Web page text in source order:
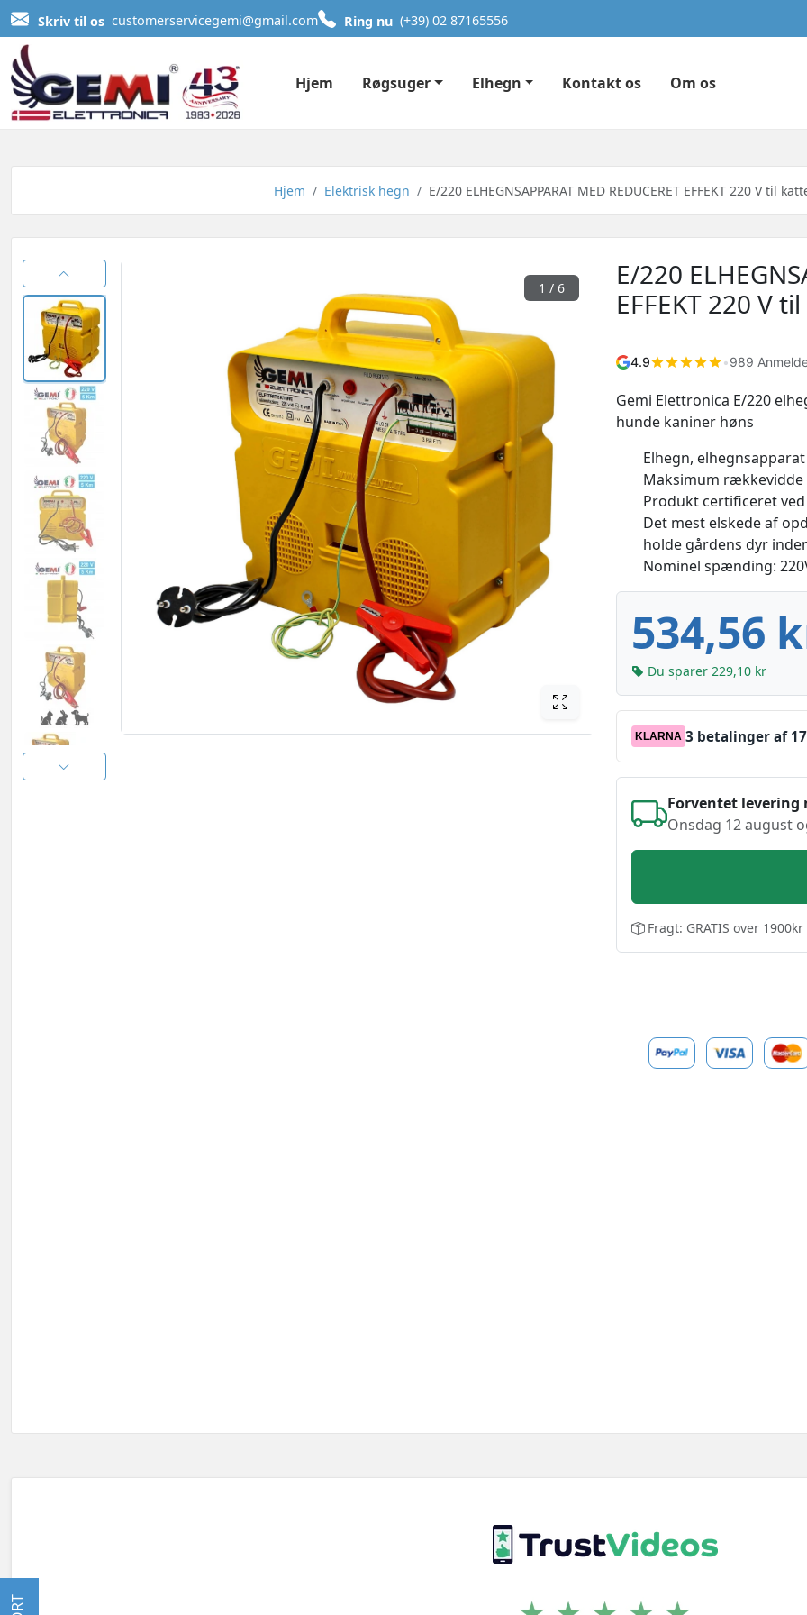
Skriv til os customerservicegemi@gmail.com Ring nu (+39) 02 87165556
Hjem Røgsuger Elhegn Kontakt os Om os
Hjem Elektrisk hegn E/220 ELHEGNSAPPARAT MED REDUCERET EFFEKT 220 V til
1 / 6
E/220
EFFEKT 220 V
4.9 •989
Gemi Elettronica E/220
hunde kaniner høns
Elhegn,
Maksimum
Produkt certificeret
Det mest elskede af
holde gårdens dyr
Nominel spænding:
534,56
Du sparer 229,10 kr
KLARNA 3 betalinger af
Forventet levering
Onsdag 12 august
Fragt: GRATIS over 1900kr